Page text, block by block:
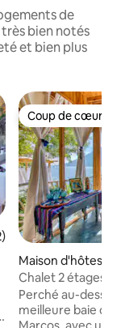
de
bien notés
et bien plus
sur la
Coup de cœur
Coup de cœur
Maison d'hôtes ⋅
s La Laguna
Chalet 2 étages
cuisine, sauna
Perché au-
meilleure baie de